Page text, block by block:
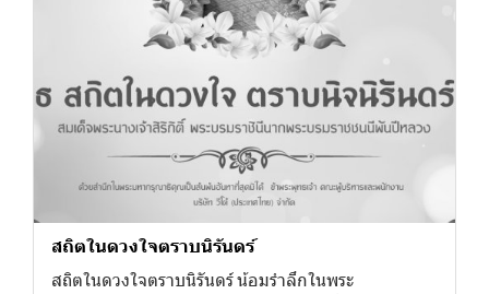
สถิตในดวงใจตราบนิรันดร์
สถิตในดวงใจตราบนิรันดร์ น้อมรำลึกในพระ